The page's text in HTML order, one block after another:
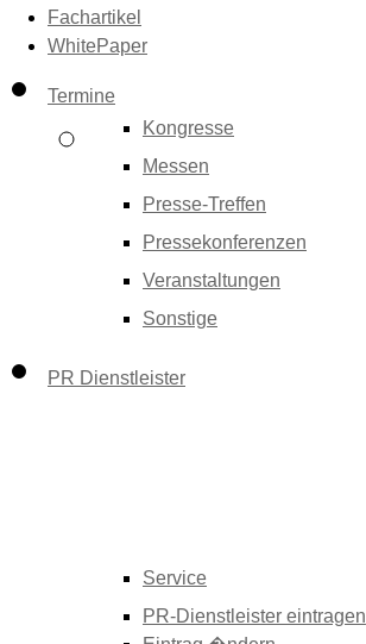
Fachartikel
WhitePaper
Termine
Kongresse
Messen
Presse-Treffen
Pressekonferenzen
Veranstaltungen
Sonstige
PR Dienstleister
Service
PR-Dienstleister eintragen